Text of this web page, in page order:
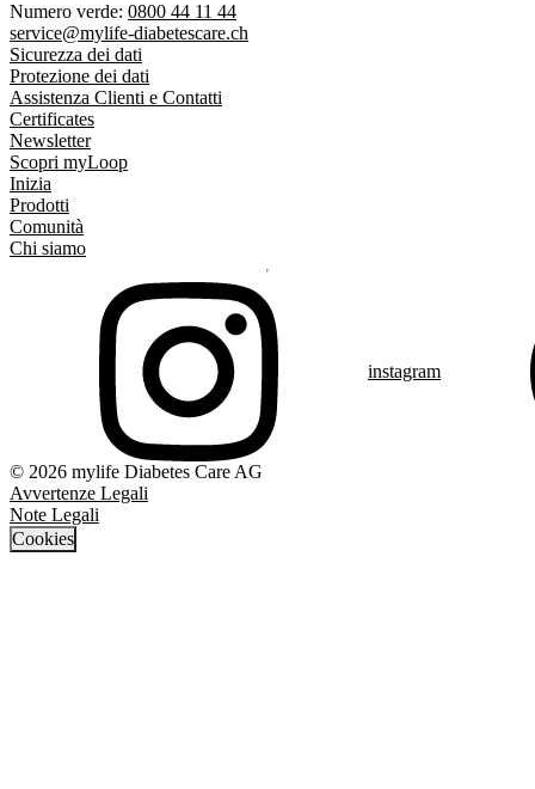
Numero verde: 0800 44 11 44
service@mylife-diabetescare.ch
Sicurezza dei dati
Protezione dei dati
Assistenza Clienti e Contatti
Certificates
Newsletter
Scopri myLoop
Inizia
Prodotti
Comunità
Chi siamo
instagram
© 2026 mylife Diabetes Care AG
Avvertenze Legali
Note Legali
Cookies